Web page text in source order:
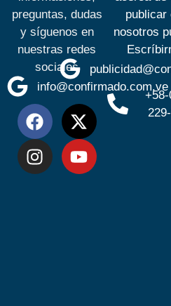
preguntas, dudas
y síguenos en
nuestras redes
sociales
info@confirmado.com.ve
publicar
nosotros
+58-